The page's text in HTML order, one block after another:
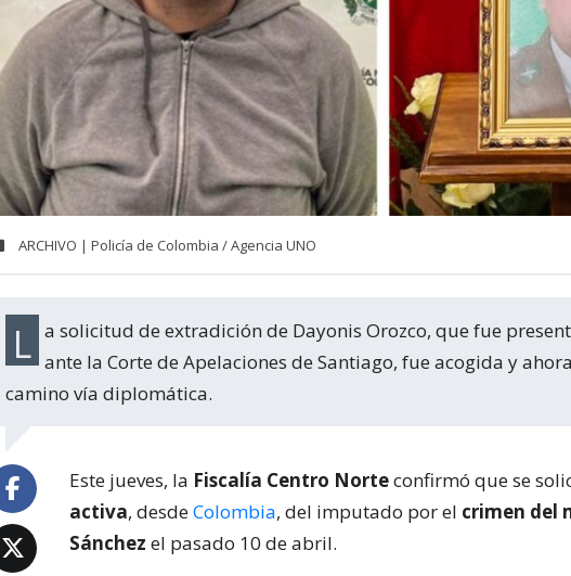
ARCHIVO | Policía de Colombia / Agencia UNO
La solicitud de extradición de Dayonis Orozco, que fue presentada por la Fiscalía ante la Corte de Apelaciones de Santiago, fue acogida y
camino vía diplomática.
Este jueves, la Fiscalía Centro Norteconfirmó que se
activa, desdeColombia, del imputado por el crimen del
Sánchez el pasado 10 de abril.